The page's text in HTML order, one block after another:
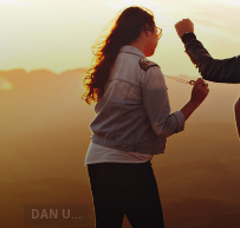
DAN U...